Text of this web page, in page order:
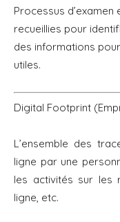
Processus
recueillies pour
des informations
utiles.
Digital Footprint
L’ensemble des
ligne par une
les activités sur les
ligne, etc.